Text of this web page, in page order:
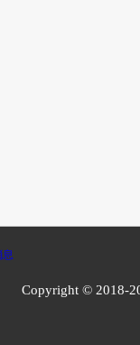
Copyright © 2018-